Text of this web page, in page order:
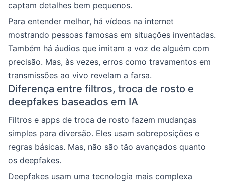
captam detalhes bem pequenos.
Para entender melhor, há vídeos na internet
mostrando pessoas famosas em situações inventadas.
Também há áudios que imitam a voz de alguém com
precisão. Mas, às vezes, erros como travamentos em
transmissões ao vivo revelam a farsa.
Diferença entre filtros, troca de rosto e
deepfakes baseados em IA
Filtros e apps de troca de rosto fazem mudanças
simples para diversão. Eles usam sobreposições e
regras básicas. Mas, não são tão avançados quanto
os deepfakes.
Deepfakes usam uma tecnologia mais complexa